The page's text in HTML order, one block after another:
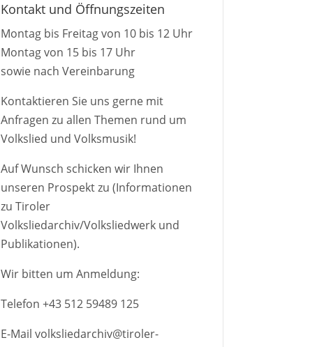
Kontakt und Öffnungszeiten
Montag bis Freitag von 10 bis 12 Uhr
Montag von 15 bis 17 Uhr
sowie nach Vereinbarung
Kontaktieren Sie uns gerne mit
Anfragen zu allen Themen rund um
Volkslied und Volksmusik!
Auf Wunsch schicken wir Ihnen
unseren Prospekt zu (Informationen
zu Tiroler
Volksliedarchiv/Volksliedwerk und
Publikationen).
Wir bitten um Anmeldung:
Telefon +43 512 59489 125
E-Mail volksliedarchiv@tiroler-